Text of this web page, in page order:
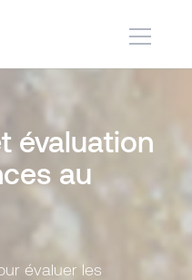
évaluation
au
évaluer les